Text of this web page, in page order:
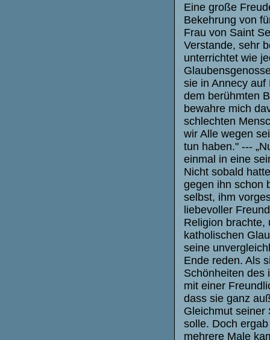
Eine große
Bekehrung von
Frau von Saint
Verstande, sehr
unterrichtet wie
sie in Annecy auf
dem berühmten
bewahre mich
schlechten
wir Alle wegen
tun haben." ---
einmal in eine
Nicht sobald
gegen ihn schon
selbst, ihm
liebevoller
Religion brachte,
katholischen
seine
Ende reden. Als
Schönheiten des
mit einer
dass sie ganz
Gleichmut seiner
solle. Doch
mehrere Male